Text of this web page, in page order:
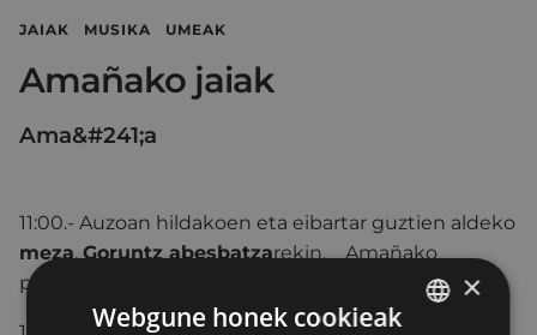
JAIAK MUSIKA UMEAK
Amañako jaiak
Ama&#241;a
11:00.- Auzoan hildakoen eta eibartar guztien aldeko
meza,Goruntz abesbatzarekin, Amañako
parrokian.
×
Webgune honek cookieak